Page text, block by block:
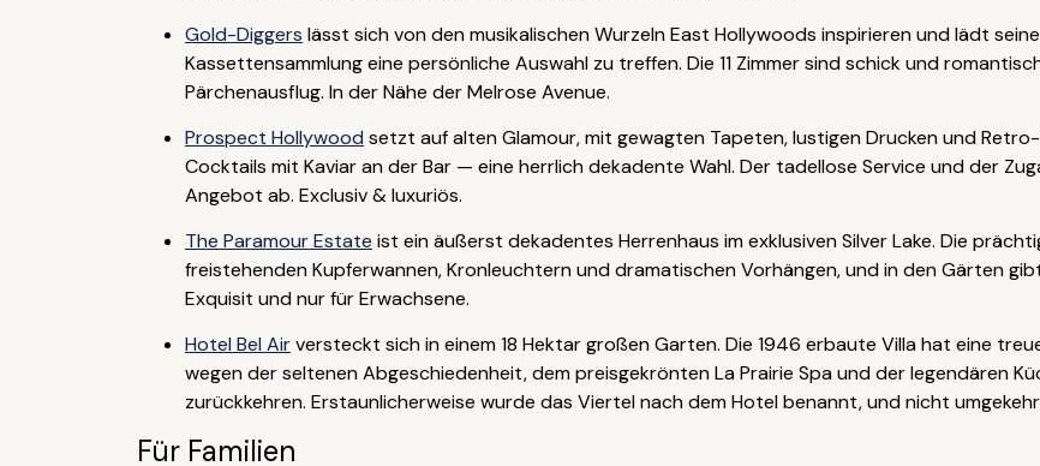
Gold-Diggers lässt sich von den musikalischen Wurzeln East Hollywoods inspirieren und lädt
Kassettensammlung eine persönliche Auswahl zu treffen. Die 11 Zimmer sind schick und
Pärchenausflug. In der Nähe der Melrose Avenue.
Prospect Hollywood setzt auf alten Glamour, mit gewagten Tapeten, lustigen Drucken und
Cocktails mit Kaviar an der Bar — eine herrlich dekadente Wahl. Der tadellose Service und der
Angebot ab. Exclusiv & luxuriös.
The Paramour Estate ist ein äußerst dekadentes Herrenhaus im exklusiven Silver Lake. Die
freistehenden Kupferwannen, Kronleuchtern und dramatischen Vorhängen, und in den Gärten
Exquisit und nur für Erwachsene.
Hotel Bel Airversteckt sich in einem 18 Hektar großen Garten. Die 1946 erbaute Villa hat eine
wegen der seltenen Abgeschiedenheit, dem preisgekrönten La Prairie Spa und der legendären
zurückkehren. Erstaunlicherweise wurde das Viertel nach dem Hotel benannt, und nicht
Für Familien